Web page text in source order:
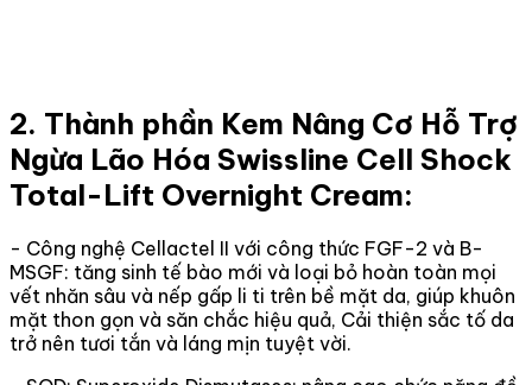
2. Thành phần Kem Nâng Cơ Hỗ Trợ
Ngừa Lão Hóa Swissline Cell Shock
Total-Lift Overnight Cream:
- Công nghệ Cellactel II với công thức FGF-2 và B-
MSGF: tăng sinh tế bào mới và loại bỏ hoàn toàn mọi
vết nhăn sâu và nếp gấp li ti trên bề mặt da, giúp khuôn
mặt thon gọn và săn chắc hiệu quả, Cải thiện sắc tố da
trở nên tươi tắn và láng mịn tuyệt vời.